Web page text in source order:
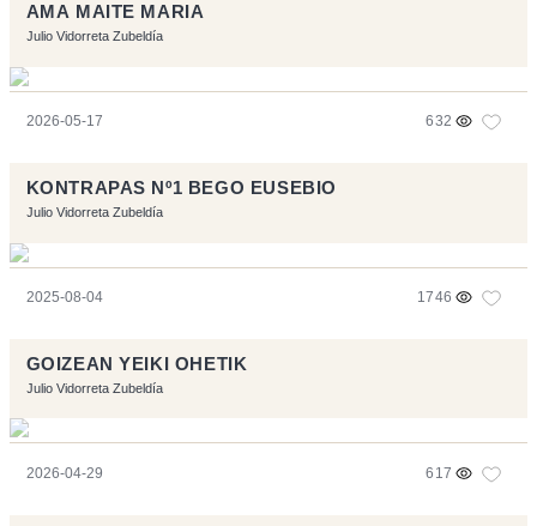
AMA MAITE MARIA
Julio Vidorreta Zubeldía
2026-05-17 632
KONTRAPAS Nº1 BEGO EUSEBIO
Julio Vidorreta Zubeldía
2025-08-04 1746
GOIZEAN YEIKI OHETIK
Julio Vidorreta Zubeldía
2026-04-29 617